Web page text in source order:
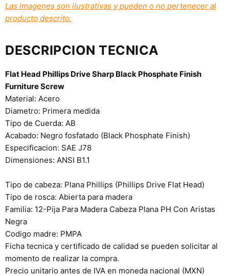
Las imagenes son ilustrativas y pueden o no pertenecer al
producto descrito.
DESCRIPCION TECNICA
Flat Head Phillips Drive Sharp Black Phosphate Finish
Furniture Screw
Material: Acero
Diametro: Primera medida
Tipo de Cuerda: AB
Acabado: Negro fosfatado (Black Phosphate Finish)
Especificacion: SAE J78
Dimensiones: ANSI B1.1
Tipo de cabeza: Plana Phillips (Phillips Drive Flat Head)
Tipo de rosca: Abierta para madera
Familia: 12-Pija Para Madera Cabeza Plana PH Con Aristas
Negra
Codigo madre: PMPA
Ficha tecnica y certificado de calidad se pueden solicitar al
momento de realizar la compra.
Precio unitario antes de IVA en moneda nacional (MXN)